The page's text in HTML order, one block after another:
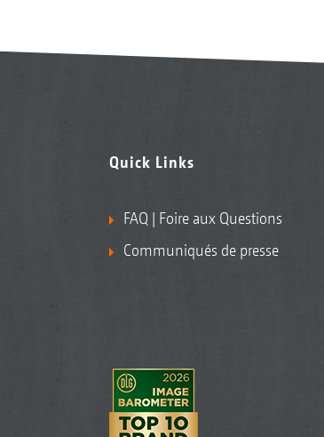
Quick Links
FAQ | Foire aux Questions
Communiqués de presse